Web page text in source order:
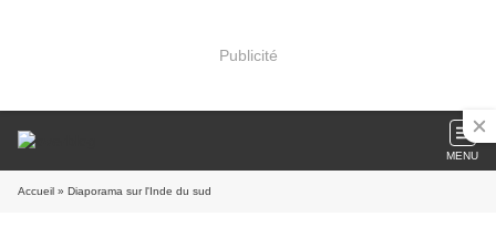
Publicité
MENU
Accueil » Diaporama sur l'Inde du sud